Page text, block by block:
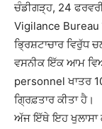
ਚੰਡੀਗੜ੍ਹ, 24
Vigilance Bureau
ਭ੍ਰਿਸ਼ਟਾਚਾਰ ਵਿਰੁੱਧ
ਵਸਨੀਕ ਇੱਕ ਆਮ
personnel ਖਾਤਰ
ਗ੍ਰਿਫ਼ਤਾਰ ਕੀਤਾ ਹੈ।
ਅੱਜ ਇੱਥੇ ਇਹ ਖੁਲਾਸਾ